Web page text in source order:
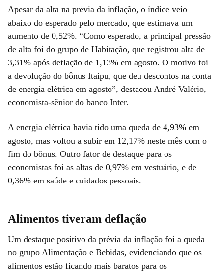
Apesar da alta na prévia da inflação, o índice veio
abaixo do esperado pelo mercado, que estimava um
aumento de 0,52%. “Como esperado, a principal pressão
de alta foi do grupo de Habitação, que registrou alta de
3,31% após deflação de 1,13% em agosto. O motivo foi
a devolução do bônus Itaipu, que deu descontos na conta
de energia elétrica em agosto”, destacou André Valério,
economista-sênior do banco Inter.
A energia elétrica havia tido uma queda de 4,93% em
agosto, mas voltou a subir em 12,17% neste mês com o
fim do bônus. Outro fator de destaque para os
economistas foi as altas de 0,97% em vestuário, e de
0,36% em saúde e cuidados pessoais.
Alimentos tiveram deflação
Um destaque positivo da prévia da inflação foi a queda
no grupo Alimentação e Bebidas, evidenciando que os
alimentos estão ficando mais baratos para os